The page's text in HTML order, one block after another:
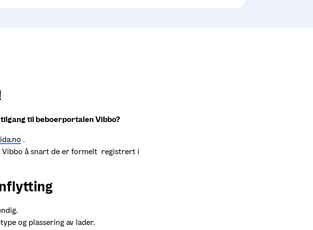
til beboerportalen Vibbo?
.
Vibbo å snart de er formelt  registrert i
og plassering av lader.